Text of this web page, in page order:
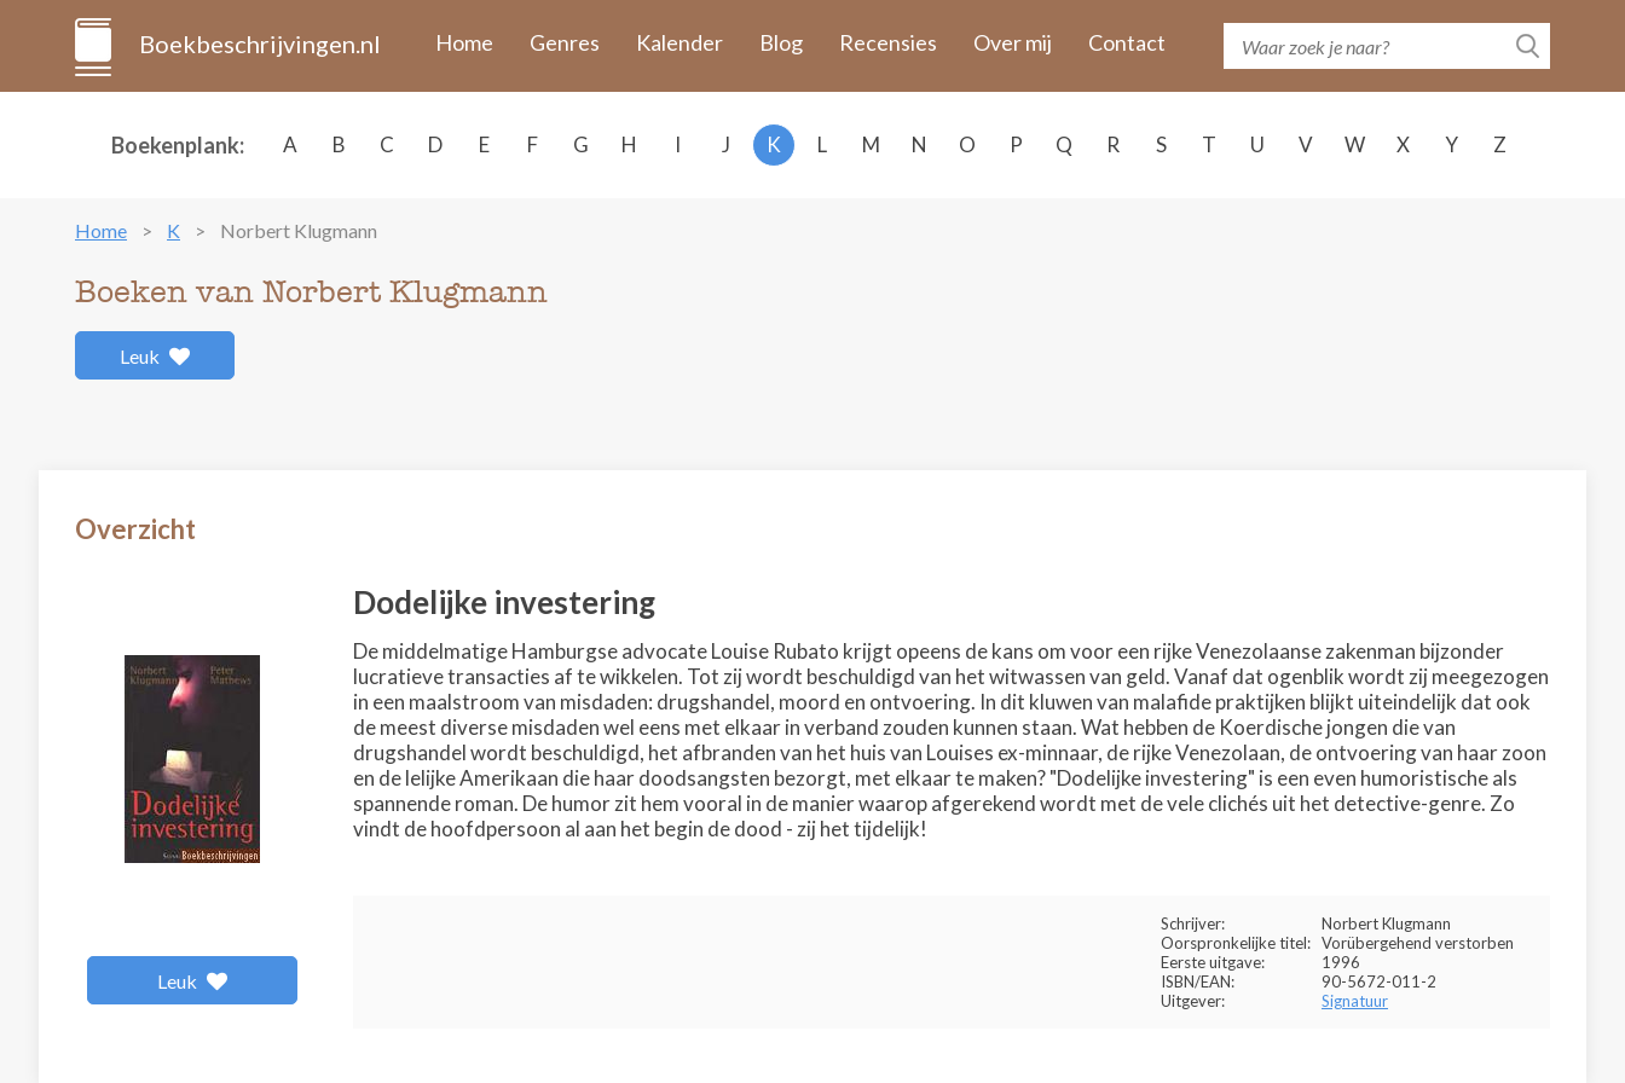
Boekbeschrijvingen.nl Home Genres Kalender Blog Recensies Over mij Contact
Boekenplank: A B C D E F G H I J K L M N O P Q R S T U V W X Y Z
Home K Norbert Klugmann
Boeken van Norbert Klugmann
Leuk
Overzicht
Leuk
Dodelijke investering
De middelmatige Hamburgse advocate Louise Rubato krijgt opeens de kans om voor een rijke Venezolaanse zakenman bijzonder
lucratieve transacties af te wikkelen. Tot zij wordt beschuldigd van het witwassen van geld. Vanaf dat ogenblik wordt zij meegezogen
in een maalstroom van misdaden: drugshandel, moord en ontvoering. In dit kluwen van malafide praktijken blijkt uiteindelijk dat ook
de meest diverse misdaden wel eens met elkaar in verband zouden kunnen staan. Wat hebben de Koerdische jongen die van
drugshandel wordt beschuldigd, het afbranden van het huis van Louises ex-minnaar, de rijke Venezolaan, de ontvoering van haar zoon
en de lelijke Amerikaan die haar doodsangsten bezorgt, met elkaar te maken? "Dodelijke investering" is een even humoristische als
spannende roman. De humor zit hem vooral in de manier waarop afgerekend wordt met de vele clichés uit het detective-genre. Zo
vindt de hoofdpersoon al aan het begin de dood - zij het tijdelijk!
Schrijver:
Norbert Klugmann
Oorspronkelijke titel: Vorübergehend verstorben
Eerste uitgave:
1996
ISBN/EAN:
90-5672-011-2
Uitgever:
Signatuur